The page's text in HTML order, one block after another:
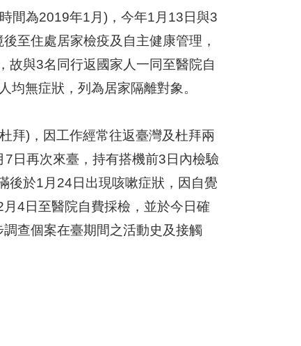
間為2019年1月)，今年1月13日與3
至住處居家檢疫及自主健康管理，
故與3名同行返國家人一同至醫院自
均無症狀，列為居家隔離對象。
拜)，因工作經常往返臺灣及杜拜兩
日再次來臺，持有搭機前3日內檢驗
後於1月24日出現咳嗽症狀，因自覺
4日至醫院自費採檢，並於今日確
查個案在臺期間之活動史及接觸